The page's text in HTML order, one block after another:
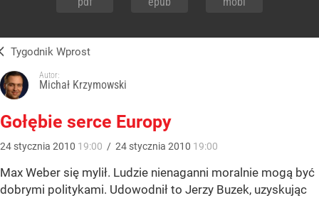
Tygodnik Wprost
Autor:
Michał Krzymowski
Gołębie serce Europy
24 stycznia 2010 19:00 / 24 stycznia 2010 19:00
Max Weber się mylił. Ludzie nienaganni moralnie mogą być
dobrymi politykami. Udowodnił to Jerzy Buzek, uzyskując